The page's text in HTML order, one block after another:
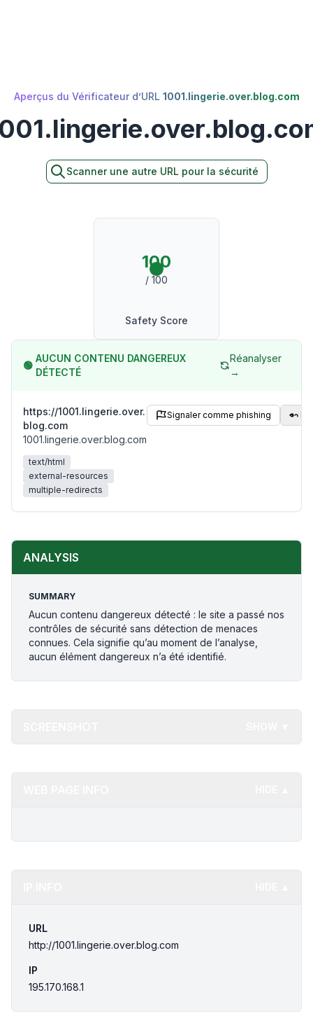
Aperçus du Vérificateur d’URL 1001.lingerie.over.blog.com
Scanner une autre URL pour la sécurité
100
/ 100
Safety Score
🟢
AUCUN CONTENU DANGEREUX
DÉTECTÉ
Réanalyser
→
https://1001.lingerie.over.
blog.com
1001.lingerie.over.blog.com
text/html
external-resources
multiple-redirects
Signaler comme phishing
ANALYSIS
SUMMARY
Aucun contenu dangereux détecté : le site a passé nos
contrôles de sécurité sans détection de menaces
connues. Cela signifie qu’au moment de l’analyse,
aucun élément dangereux n’a été identifié.
URL
http://1001.lingerie.over.blog.com
IP
195.170.168.1